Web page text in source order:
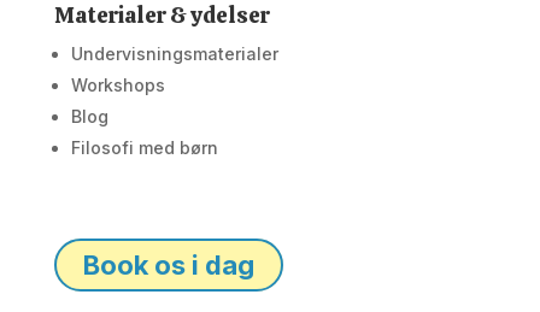
Materialer & ydelser
Undervisningsmaterialer
Workshops
Blog
Filosofi med børn
Book os i dag